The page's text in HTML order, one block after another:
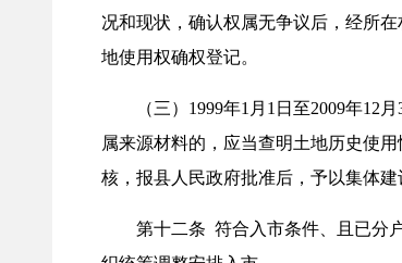
况和现状，确认权属无争议后，经所
地使用权确权登记。
（三）1999年1月1日至2009年12月
属来源材料的，应当查明土地历史使
核，报县人民政府批准后，予以集体建
第十二条 符合入市条件、且已分户